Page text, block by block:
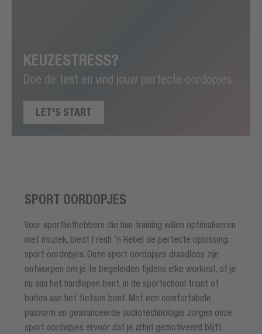
KEUZESTRESS?
Doe de test en vind jouw perfecte oordopjes.
LET'S START
SPORT OORDOPJES
Voor sportliefhebbers die hun training willen optimaliseren
met muziek, biedt Fresh 'n Rebel de perfecte oplossing:
sport oordopjes. Onze sport oordopjes draadloos zijn
ontworpen om je te begeleiden tijdens elke workout, of je
nu aan het hardlopen bent, in de sportschool traint of
buiten aan het fietsen bent. Met een comfortabele
pasvorm en geavanceerde audiotechnologie zorgen onze
sport oordopjes ervoor dat je altijd gemotiveerd blijft.